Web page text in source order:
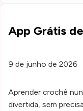
App Grátis
9 de junho de 2026
Aprender crochê
divertida, sem